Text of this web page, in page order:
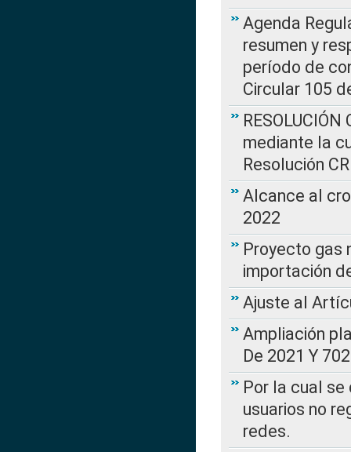
Agenda
resumen y
período de
Circular 105
mediante la
Resolución
Alcance al
2022
Proyecto gas
importación
Ajuste al
Ampliación
De 2021 Y
Por la cual
usuarios no
redes.